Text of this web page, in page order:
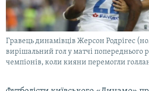
ВІДЕОУРОКИ «ELIFBE»
СВІДЧЕННЯ ОКУПАЦІЇ
УКРАЇНСЬКА ПРОБЛЕМА КРИМУ
ІНФОГРАФІКА
Русский
Qırımtatar
ДОЛУЧАЙСЯ!
Гравець динамівців Жерсон Родрігес
вирішальний гол у матчі попереднього
чемпіонів, коли кияни перемогли